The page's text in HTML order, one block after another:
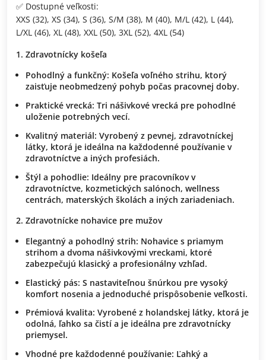
✅ Dostupné veľkosti:
XXS (32), XS (34), S (36), S/M (38), M (40), M/L (42), L (44),
L/XL (46), XL (48), XXL (50), 3XL (52), 4XL (54)
Zdravotnícky košeľa
Pohodlný a funkčný: Košeľa voľného strihu, ktorý
zaisťuje neobmedzený pohyb počas pracovnej doby.
Praktické vrecká: Tri nášivkové vrecká pre pohodlné
uloženie potrebných vecí.
Kvalitný materiál: Vyrobený z pevnej, zdravotníckej
látky, ktorá je ideálna na každodenné používanie v
zdravotníctve a iných profesiách.
Štýl a pohodlie: Ideálny pre pracovníkov v
zdravotníctve, kozmetických salónoch, wellness
centrách, materských školách a iných zariadeniach.
Zdravotnícke nohavice pre mužov
Elegantný a pohodlný strih: Nohavice s priamym
strihom a dvoma nášivkovými vreckami, ktoré
zabezpečujú klasický a profesionálny vzhľad.
Elastický pás: S nastaviteľnou šnúrkou pre vysoký
komfort nosenia a jednoduché prispôsobenie veľkosti.
Prémiová kvalita: Vyrobené z holandskej látky, ktorá je
odolná, ľahko sa čistí a je ideálna pre zdravotnícky
priemysel.
Vhodné pre každodenné používanie: Ľahký a